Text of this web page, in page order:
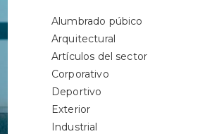
Alumbrado púbico
Arquitectural
Artículos del sector
Corporativo
Deportivo
Exterior
Industrial